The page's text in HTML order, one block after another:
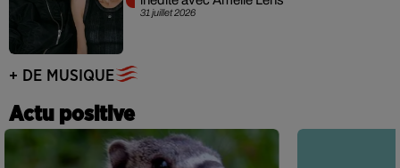
31 juillet 2026
+ DE MUSIQUE
Actu positive